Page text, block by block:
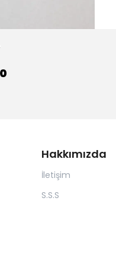
Hakkımızda
İletişim
S.S.S